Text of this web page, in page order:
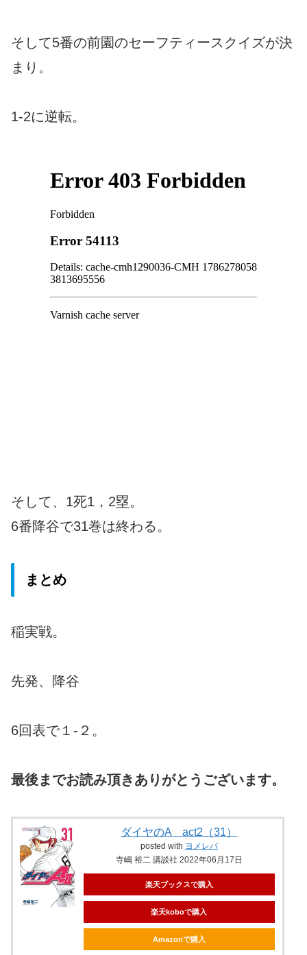
そして5番の前園のセーフティースクイズが決
まり。
1-2に逆転。
そして、1死1，2塁。
6番降谷で31巻は終わる。
まとめ
稲実戦。
先発、降谷
6回表で１-２。
最後までお読み頂きありがとうございます。
ダイヤのA act2（31）
posted with ヨメレバ
寺嶋 裕二 講談社 2022年06月17日
楽天ブックスで購入
楽天koboで購入
Amazonで購入